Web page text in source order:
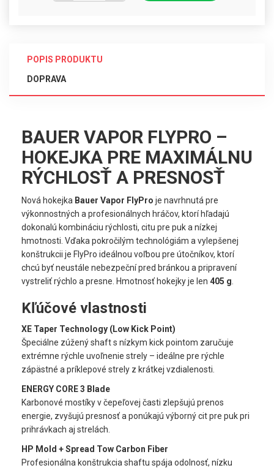
POPIS PRODUKTU
DOPRAVA
BAUER VAPOR FLYPRO –
HOKEJKA PRE MAXIMÁLNU
RÝCHLOSŤ A PRESNOSŤ
Nová hokejka Bauer Vapor FlyPro je navrhnutá pre
výkonnostných a profesionálnych hráčov, ktorí hľadajú
dokonalú kombináciu rýchlosti, citu pre puk a nízkej
hmotnosti. Vďaka pokročilým technológiám a vylepšenej
konštrukcii je FlyPro ideálnou voľbou pre útočníkov, ktorí
chcú byť neustále nebezpeční pred bránkou a pripravení
vystreliť rýchlo a presne. Hmotnosť hokejky je len 405 g
Kľúčové vlastnosti
XE Taper Technology (Low Kick Point)
Špeciálne zúžený shaft s nízkym kick pointom zaručuje
extrémne rýchle uvoľnenie strely – ideálne pre rýchle
zápästné a príklepové strely z krátkej vzdialenosti.
ENERGY CORE 3 Blade
Karbonové mostíky v čepeľovej časti zlepšujú prenos
energie, zvyšujú presnosť a ponúkajú výborný cit pre puk pri
prihrávkach aj strelách.
HP Mold + Spread Tow Carbon Fiber
Profesionálna konštrukcia shaftu spája odolnosť, nízku